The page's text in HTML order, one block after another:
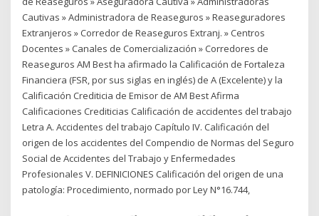
Cautivas » Administradora de Reaseguros » Reaseguradores
Extranjeros » Corredor de Reaseguros Extranj. » Centros
Docentes » Canales de Comercialización » Corredores de
Reaseguros AM Best ha afirmado la Calificación de Fortaleza
Financiera (FSR, por sus siglas en inglés) de A (Excelente) y la
Calificación Crediticia de Emisor de AM Best Afirma
Calificaciones Crediticias Calificación de accidentes del trabajo
Letra A. Accidentes del trabajo Capítulo IV. Calificación del
origen de los accidentes del Compendio de Normas del Seguro
Social de Accidentes del Trabajo y Enfermedades
Profesionales V. DEFINICIONES Calificación del origen de una
patología: Procedimiento, normado por Ley N°16.744,